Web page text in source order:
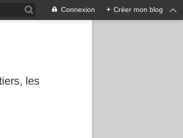
Connexion + Créer mon blog
les